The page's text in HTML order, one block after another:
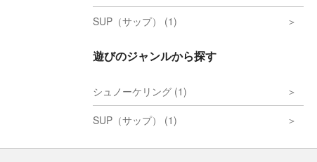
SUP（サップ） (1)
遊びのジャンルから探す
シュノーケリング (1)
SUP（サップ） (1)